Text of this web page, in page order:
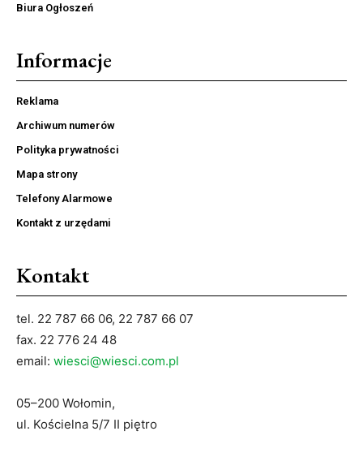
Biura Ogłoszeń
Informacje
Reklama
Archiwum numerów
Polityka prywatności
Mapa strony
Telefony Alarmowe
Kontakt z urzędami
Kontakt
tel. 22 787 66 06, 22 787 66 07
fax. 22 776 24 48
email: wiesci@wiesci.com.pl
05–200 Wołomin,
ul. Kościelna 5/7 II piętro